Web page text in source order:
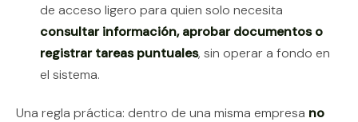
de acceso ligero para quien solo necesita
consultar información, aprobar documentos o
registrar tareas puntuales, sin operar a fondo en
el sistema.
Una regla práctica: dentro de una misma empresa no